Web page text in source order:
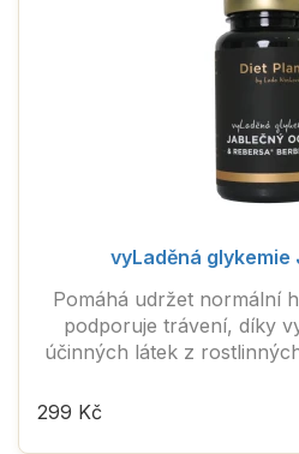
vyLaděná
Pomáhá udržet normální
podporuje trávení, díky
účinných látek z
299 Kč